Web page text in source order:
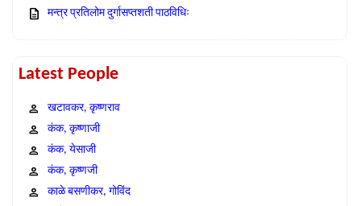
मन्त्र प्रतिलोम दुर्गासप्तशती पाठविधिः
Latest People
खटावकर, कृष्णराव
कंक, कृष्णाजी
कंक, येसाजी
कंक, कृष्णजी
काळे बसणीकर, गोविंद